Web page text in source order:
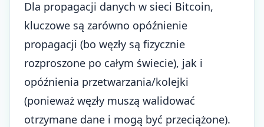
Dla propagacji danych w sieci Bitcoin,
kluczowe są zarówno opóźnienie
propagacji (bo węzły są fizycznie
rozproszone po całym świecie), jak i
opóźnienia przetwarzania/kolejki
(ponieważ węzły muszą walidować
otrzymane dane i mogą być przeciążone).